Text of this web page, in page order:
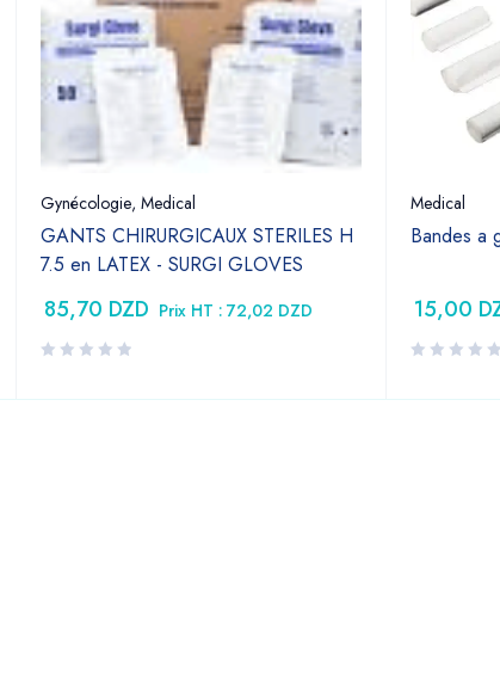
Gynécologie, Medical
GANTS CHIRURGICAUX STERILES H
7.5 en LATEX - SURGI GLOVES
85,70 DZD Prix HT : 72,02 DZD
Medical
Bandes a
15,00